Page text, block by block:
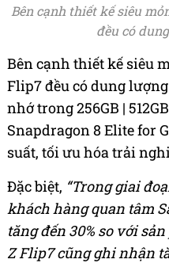
Bên cạnh thiết kế siêu
đều có
Bên cạnh thiết kế siêu
Flip7 đều có dung
nhớ trong 256GB |
Snapdragon 8 Elite for
suất, tối ưu hóa trải
Đặc biệt, “Trong giai
khách hàng quan tâm
tăng đến 30% so với
Z Flip7 cũng ghi nhận